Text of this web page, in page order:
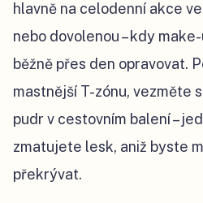
hlavně na celodenní akce
nebo dovolenou – kdy
běžně přes den opravovat.
mastnější T-zónu, vezměte
pudr v cestovním balení –
zmatujete lesk, aniž byste
překrývat.